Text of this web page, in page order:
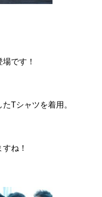
です！
Tシャツを着用。
ね！